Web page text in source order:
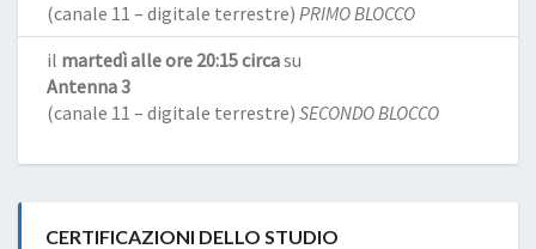
(canale 11 – digitale terrestre) PRIMO BLOCCO
il martedì alle ore 20:15 circasu
Antenna 3
(canale 11 – digitale terrestre) SECONDO BLOCCO
CERTIFICAZIONI DELLO STUDIO